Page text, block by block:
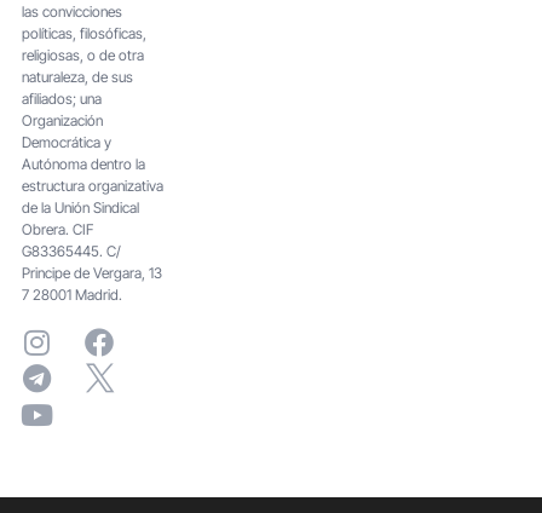
las convicciones
políticas, filosóficas,
religiosas, o de otra
naturaleza, de sus
afiliados; una
Organización
Democrática y
Autónoma dentro la
estructura organizativa
de la Unión Sindical
Obrera. CIF
G83365445. C/
Principe de Vergara, 13
7 28001 Madrid.